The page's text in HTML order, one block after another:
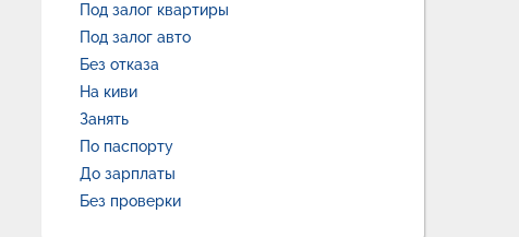
Под залог квартиры
Под залог авто
Без отказа
На киви
Занять
По паспорту
До зарплаты
Без проверки